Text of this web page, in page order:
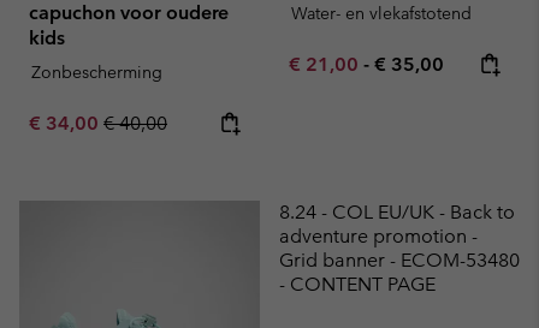
capuchon voor oudere
kids
Zonbescherming
Sale price:
€ 34,00 Regular price:
€ 40,00
Water- en vlekafstotend
Minimum sale price:
€ 21,00 - Maximum price:
€ 35,00
8.24 - COL EU/UK - Back to
adventure promotion -
Grid banner - ECOM-53480
- CONTENT PAGE